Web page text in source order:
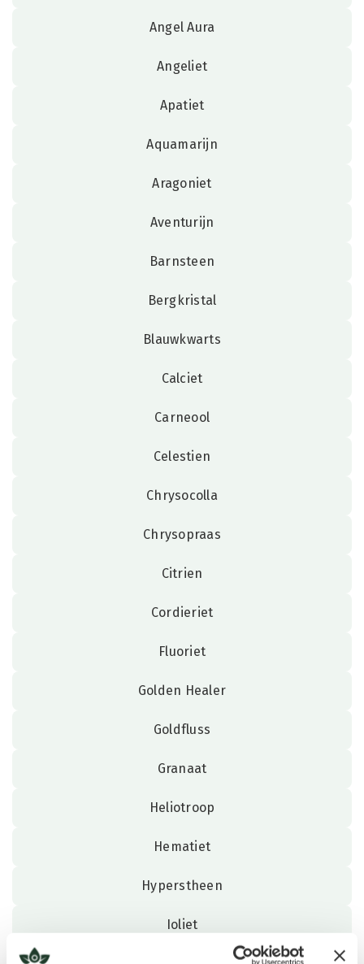
Angel Aura
Angeliet
Apatiet
Aquamarijn
Aragoniet
Aventurijn
Barnsteen
Bergkristal
Blauwkwarts
Calciet
Carneool
Celestien
Chrysocolla
Chrysopraas
Citrien
Cordieriet
Fluoriet
Golden Healer
Goldfluss
Granaat
Heliotroop
Hematiet
Hyperstheen
Ioliet